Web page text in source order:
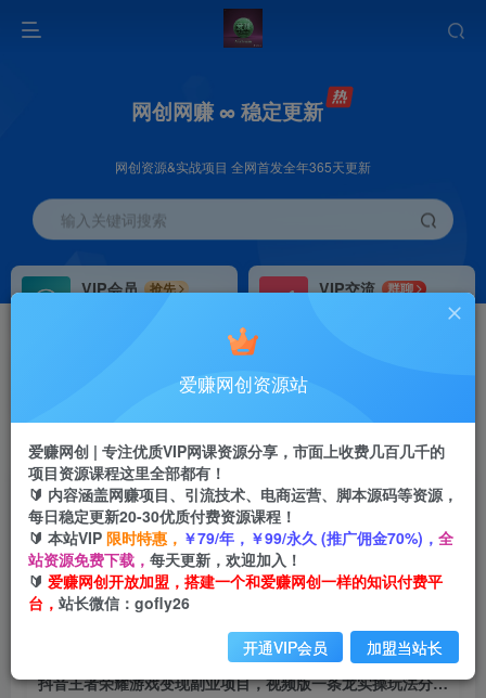
网创网赚 ∞ 稳定更新
网创资源&实战项目 全网首发全年365天更新
输入关键词搜索
VIP会员
抢先
VIP交流
群聊
研究探讨更多创业项目路子。
会员专属推广链接
首页 创业课程 VIP免费 正文
抖音王者荣耀游戏变现副业项目，视频版一条龙实
操玩法分享给你
爱赚网创
2年前发布
关注 私信
抖音王者荣耀游戏变现副业项目，视频版一条龙实操玩法分享给你
爱赚网创资源站
爱赚网创 | 专注优质VIP网课资源分享，市面上收费几百几千的
项目资源课程这里全部都有！
🔰 内容涵盖网赚项目、引流技术、电商运营、脚本源码等资源，
每日稳定更新20-30优质付费资源课程！
🔰 本站VIP 限时特惠， ￥79/年，￥99/永久 (推广佣金70%)， 全
站资源免费下载， 每天更新，欢迎加入！
🔰 爱赚网创开放加盟，搭建一个和爱赚网创一样的知识付费平
台， 站长微信：gofly26
开通VIP会员 加盟当站长